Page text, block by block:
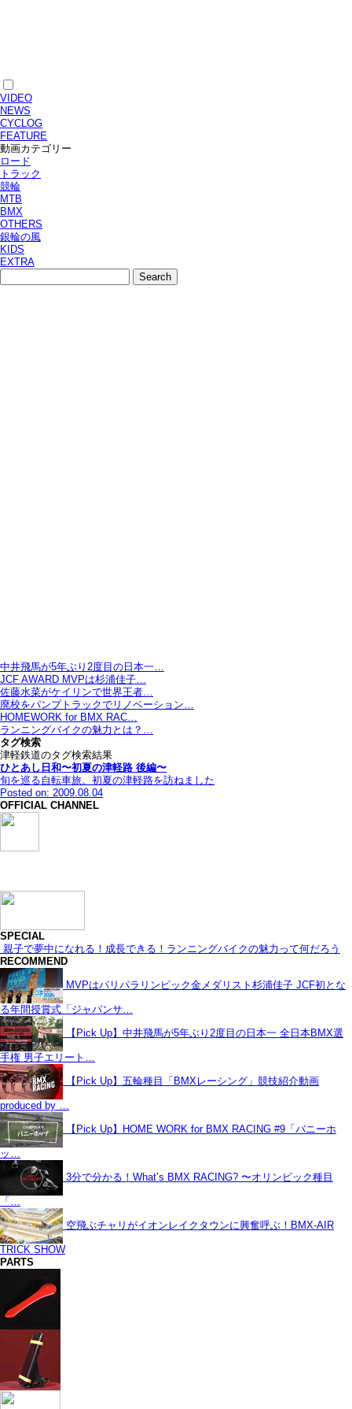
VIDEO
NEWS
CYCLOG
FEATURE
動画カテゴリー
ロード
トラック
競輪
MTB
BMX
OTHERS
銀輪の風
KIDS
EXTRA
中井飛馬が5年ぶり2度目の日本一…
JCF AWARD MVPは杉浦佳子…
佐藤水菜がケイリンで世界王者…
廃校をパンプトラックでリノベーション…
HOMEWORK for BMX RAC…
ランニングバイクの魅力とは？…
タグ検索
津軽鉄道のタグ検索結果
ひとあし日和〜初夏の津軽路 後編〜
旬を巡る自転車旅。初夏の津軽路を訪ねました
Posted on: 2009.08.04
OFFICIAL CHANNEL
SPECIAL
親子で夢中になれる！成長できる！ランニングバイクの魅力って何だろう
RECOMMEND
MVPはパリパラリンピック金メダリスト杉浦佳子 JCF初とな
る年間授賞式「ジャパンサ…
【Pick Up】中井飛馬が5年ぶり2度目の日本一 全日本BMX選
手権 男子エリート…
【Pick Up】五輪種目「BMXレーシング」競技紹介動画
produced by …
【Pick Up】HOME WORK for BMX RACING #9「バニーホ
ッ…
3分で分かる！What’s BMX RACING? 〜オリンピック種目
「…
空飛ぶチャリがイオンレイクタウンに興奮呼ぶ！BMX-AIR
TRICK SHOW
PARTS